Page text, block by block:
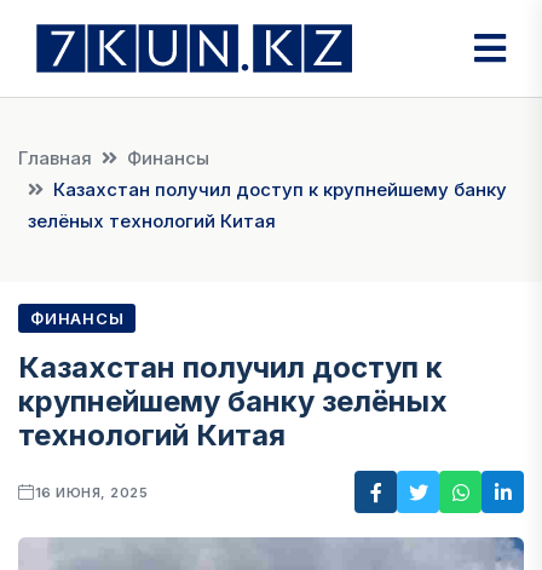
Главная
Финансы
Казахстан получил доступ к крупнейшему банку
зелёных технологий Китая
ФИНАНСЫ
Казахстан получил доступ к
крупнейшему банку зелёных
технологий Китая
16 ИЮНЯ, 2025